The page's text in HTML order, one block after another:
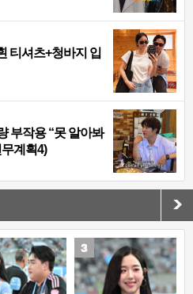
티셔츠+청바지 입
부작용 “못 알아봐
계획4)